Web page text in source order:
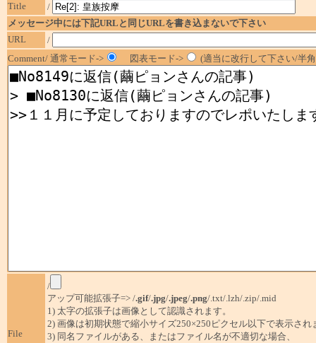
Title
/
メッセージ中には下記URLと同じURLを書き込まないで下さい
URL
/
Comment/ 通常モード->
図表モード-> (適当に改行して下さい/半
File
/
アップ可能拡張子=> /.gif/.jpg/.jpeg/.png/.txt/.lzh/.zip/.mid
1) 太字の拡張子は画像として認識されます。
2) 画像は初期状態で縮小サイズ250×250ピクセル以下で表示され
3) 同名ファイルがある、またはファイル名が不適切な場合、